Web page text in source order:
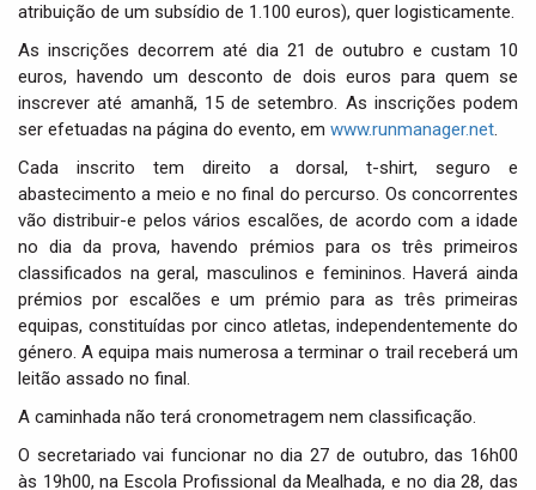
atribuição de um subsídio de 1.100 euros), quer logisticamente.
As inscrições decorrem até dia 21 de outubro e custam 10
euros, havendo um desconto de dois euros para quem se
inscrever até amanhã, 15 de setembro. As inscrições podem
ser efetuadas na página do evento, em www.runmanager.net.
Cada inscrito tem direito a dorsal, t-shirt, seguro e
abastecimento a meio e no final do percurso. Os concorrentes
vão distribuir-e pelos vários escalões, de acordo com a idade
no dia da prova, havendo prémios para os três primeiros
classificados na geral, masculinos e femininos. Haverá ainda
prémios por escalões e um prémio para as três primeiras
equipas, constituídas por cinco atletas, independentemente do
género. A equipa mais numerosa a terminar o trail receberá um
leitão assado no final.
A caminhada não terá cronometragem nem classificação.
O secretariado vai funcionar no dia 27 de outubro, das 16h00
às 19h00, na Escola Profissional da Mealhada, e no dia 28, das